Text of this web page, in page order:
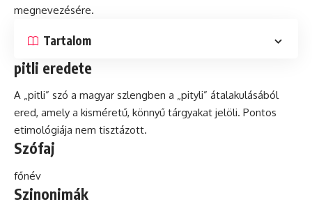
megnevezésére.
Tartalom
pitli eredete
A „pitli” szó a magyar szlengben a „pityli” átalakulásából
ered, amely a kisméretű, könnyű tárgyakat jelöli. Pontos
etimológiája nem tisztázott.
Szófaj
főnév
Szinonimák